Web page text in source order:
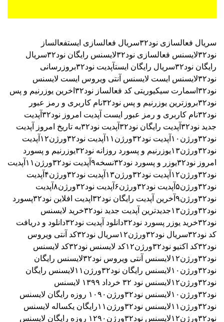
سریال فعالسازی نود۳۲ سریال فعالسازی ایستفعالساز
نود۳۲
لایسنس فعالسازی نود۳۲ لایسنس رایگان نود۳۲
سریال
رایگان نود۳۲
سریال رایگان ایستآپدیت نود۳۲
بروزرسانی
نود۳۲
لایسنس ایست لایسنس آنتی ویروس ایست لایسنس
نود۳۲اسمارت سیکیوریتی
کد فعالساز نود۳۲
اخرین یوزرنیم و پس
نود۳۲
بروزترین یوزرنیم و پس نود۳۲
نام کاربری و رمز عبور
نود۳۲
نام کاربری و رمز عبور ایست آپدیت امروز نود۳۲
آپدیت
جدید نود۳۲
آپدیت رایگان نود۳۲ آپدیت نود۳۲به تاریخ امروز
آپدیت
نود۳۲ورژن۱۰
آپدیت نود۳۲ورژن۱۱ آپدیت نود۳۲ورژن۱۲
آپدیت
نود۳۲ورژن۱۳
یوزرنیم و پسورد روزانه نود۳۲
یوزرنیم و پسورد
امروز نود۳۲
یوزر و پسورد نود۳۲نسخه۹ آپدیت نود۳۲ورژن۱۱
آپدیت
نود۳۲ورژن۱۲
آپدیت نود۳۲ورژن۱۳ آپدیت نود۳۲ورژن۴
آپدیت
نود۳۲ورژن۵
آپدیت نود۳۲ورژن۶ آپدیت نود۳۲ورژن۸
آپدیت
نود۳۲ورژن۹
آخرین آپدیت رایگان نود۳۲ اپدیت افلاین نود۳۲
پسورد
نود۳۲ورژن۱۳
جدیدترین آپدیت جدید نود۳۲
خرید لایسنس
نود۳۲
خرید یوزر پسورد نود۳۲ دانلود آپدیت نود۳۲
دانلود و دریافت
کد نود۳۲
سریال نود۳۲ورژن۱۲ سریال نود۳۲
کد آنتی ویروس
نود۳۲
کد اکتیو نود۳۲ورژن۱۲ کد لایسنس نود۳۲
کد لایسنس
نود۳۲ورژن۱۲
لایسنس آنتی ویروس نود۳۲
لایسنس رایگان
نود۳۲ورژن۱۰
لایسنس رایگان نود۳۲ورژن۱۱
لایسنس رایگان
نود۳۲ورژن۱۲
لایسنس نود ۳٢ خرداد ۱۳۹۹
لایسنس
نود۳۲ورژن۱۰
لایسنس نود۳۲ورژن۱۰۹۰ روزه رایگان
لایسنس
نود۳۲ورژن۱۱
لایسنس نود۳۲ورژن۱۱رایگان یکساله
لایسنس
نود۳۲ورژن۱۲
لایسنس نود۳۲ورژن۱۲۹۰ روزه رایگان
لایسنس